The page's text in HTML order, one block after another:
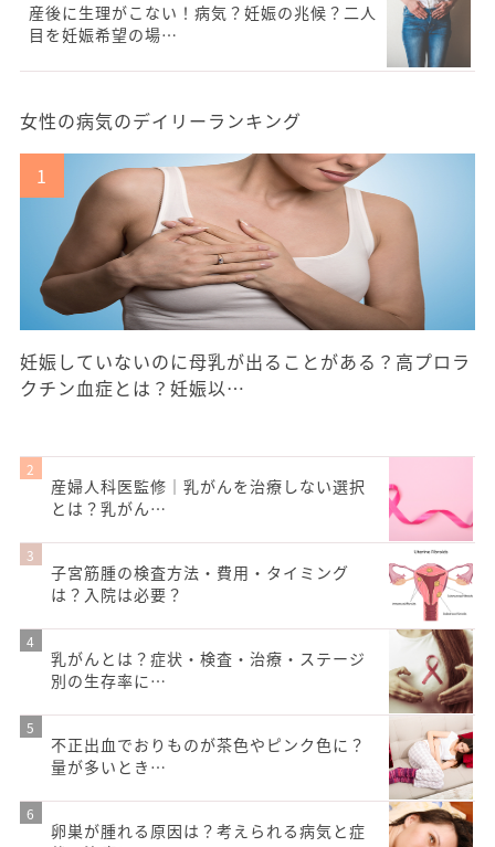
産後に生理がこない！病気？妊娠の兆候？二人
目を妊娠希望の場…
女性の病気のデイリーランキング
妊娠していないのに母乳が出ることがある？高プロラ
クチン血症とは？妊娠以…
産婦人科医監修｜乳がんを治療しない選択
とは？乳がん…
子宮筋腫の検査方法・費用・タイミング
は？入院は必要？
乳がんとは？症状・検査・治療・ステージ
別の生存率に…
不正出血でおりものが茶色やピンク色に？
量が多いとき…
卵巣が腫れる原因は？考えられる病気と症